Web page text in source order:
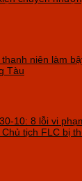
niên làm
Tàu
10: 8 lỗi vi
tịch FLC bị